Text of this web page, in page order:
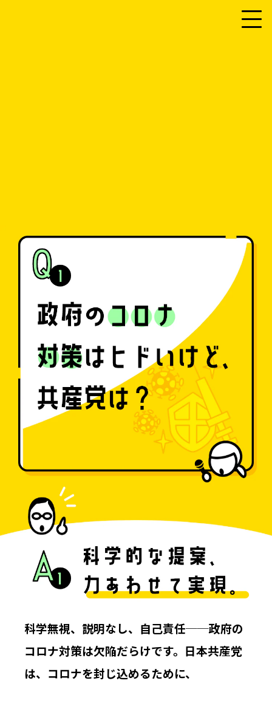
科学無視、説明なし、自己責任──政府の
コロナ対策は欠陥だらけです。日本共産党
は、コロナを封じ込めるために、